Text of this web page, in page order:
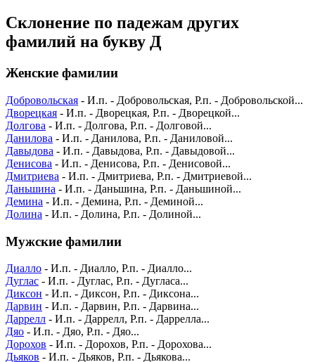
Склонение по падежам других
фамилий на букву Д
Женские фамилии
Добровольская - И.п. - Добровольская, Р.п. - Добровольской...
Дворецкая - И.п. - Дворецкая, Р.п. - Дворецкой...
Долгова - И.п. - Долгова, Р.п. - Долговой...
Данилова - И.п. - Данилова, Р.п. - Даниловой...
Давыдова - И.п. - Давыдова, Р.п. - Давыдовой...
Денисова - И.п. - Денисова, Р.п. - Денисовой...
Дмитриева - И.п. - Дмитриева, Р.п. - Дмитриевой...
Даньшина - И.п. - Даньшина, Р.п. - Даньшиной...
Демина - И.п. - Демина, Р.п. - Деминой...
Долина - И.п. - Долина, Р.п. - Долиной...
Мужские фамилии
Диалло - И.п. - Диалло, Р.п. - Диалло...
Дуглас - И.п. - Дуглас, Р.п. - Дугласа...
Диксон - И.п. - Диксон, Р.п. - Диксона...
Дарвин - И.п. - Дарвин, Р.п. - Дарвина...
Даррелл - И.п. - Даррелл, Р.п. - Даррелла...
Дяо - И.п. - Дяо, Р.п. - Дяо...
Дорохов - И.п. - Дорохов, Р.п. - Дорохова...
Дьяков - И.п. - Дьяков, Р.п. - Дьякова...